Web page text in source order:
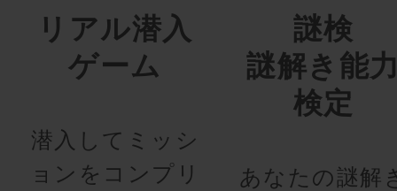
リアル潜入
ゲーム
潜入してミッシ
ョンをコンプリ
謎検
謎解き能
検定
あなたの謎解